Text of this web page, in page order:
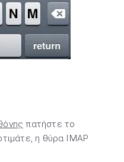
πατήστε το
η θύρα IMAP